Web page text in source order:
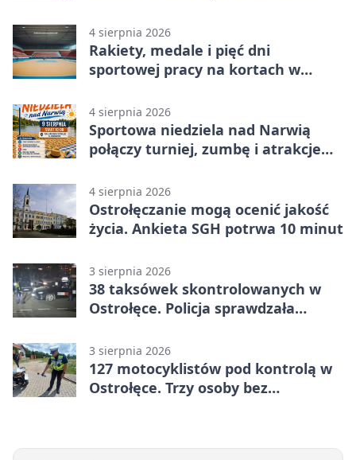
4 sierpnia 2026
Rakiety, medale i pięć dni
sportowej pracy na kortach w
4 sierpnia 2026
Sportowa niedziela nad Narwią
połączy turniej, zumbę i atrakcje
4 sierpnia 2026
Ostrołęczanie mogą ocenić jakość
życia. Ankieta SGH potrwa 10 minut
3 sierpnia 2026
38 taksówek skontrolowanych w
Ostrołęce. Policja sprawdzała
3 sierpnia 2026
127 motocyklistów pod kontrolą w
Ostrołęce. Trzy osoby bez